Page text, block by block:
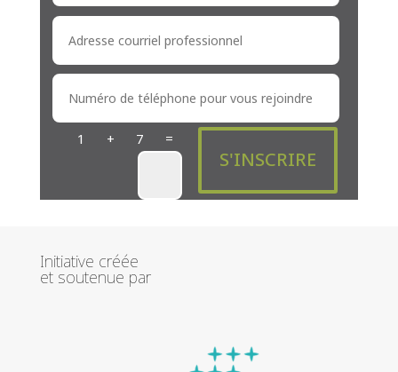
1 + 7 =
S'INSCRIRE
Initiative créée
et soutenue par